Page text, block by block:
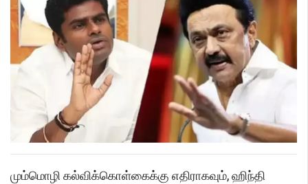
மும்மொழி கல்விக்கொள்கைக்கு எதிராகவும், ஹிந்தி